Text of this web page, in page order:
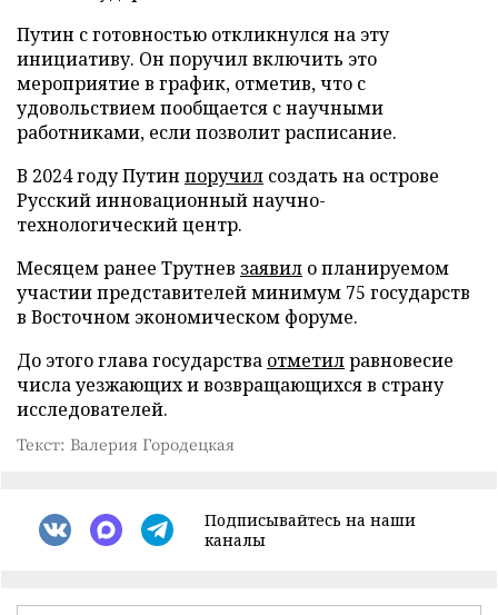
Путин с готовностью откликнулся на эту
инициативу. Он поручил включить это
мероприятие в график, отметив, что с
удовольствием пообщается с научными
работниками, если позволит расписание.
В 2024 году Путин поручил создать на острове
Русский инновационный научно-
технологический центр.
Месяцем ранее Трутнев заявил о планируемом
участии представителей минимум 75 государств
в Восточном экономическом форуме.
До этого глава государства отметилравновесие
числа уезжающих и возвращающихся в страну
исследователей.
Текст: Валерия Городецкая
Подписывайтесь на наши
каналы